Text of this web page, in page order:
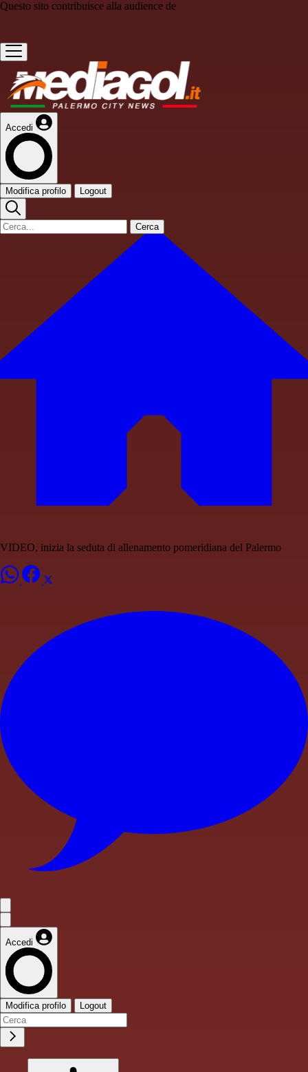
Questo sito contribuisce alla audience de
Accedi
Modifica profilo Logout
Cerca
VIDEO, inizia la seduta di allenamento pomeridiana del Palermo
Accedi
Modifica profilo Logout